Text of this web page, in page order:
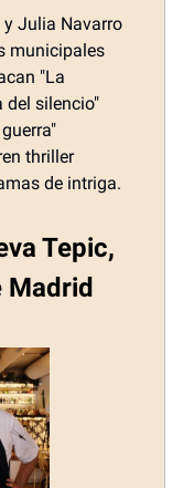
y Julia Navarro
municipales
"La
del silencio"
thriller
de intriga.
Tepic,